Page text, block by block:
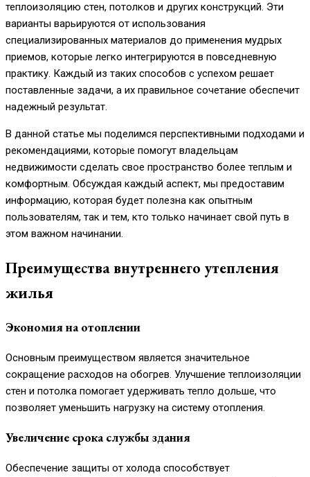
теплоизоляцию стен, потолков и других конструкций. Эти
варианты варьируются от использования
специализированных материалов до применения мудрых
приемов, которые легко интегрируются в повседневную
практику. Каждый из таких способов с успехом решает
поставленные задачи, а их правильное сочетание обеспечит
надежный результат.
В данной статье мы поделимся перспективными подходами и
рекомендациями, которые помогут владельцам
недвижимости сделать свое пространство более теплым и
комфортным. Обсуждая каждый аспект, мы предоставим
информацию, которая будет полезна как опытным
пользователям, так и тем, кто только начинает свой путь в
этом важном начинании.
Преимущества внутреннего утепления
жилья
Экономия на отоплении
Основным преимуществом является значительное
сокращение расходов на обогрев. Улучшение теплоизоляции
стен и потолка помогает удерживать тепло дольше, что
позволяет уменьшить нагрузку на систему отопления.
Увеличение срока службы здания
Обеспечение защиты от холода способствует